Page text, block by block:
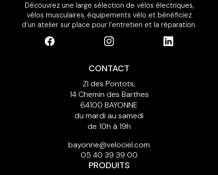
Découvrez une large sélection de vélos électriques,
vélos musculaires, équipements vélo et bénéficiez
d’un atelier sur place pour l’entretien et la réparation.
CONTACT
ZI des Pontots,
14 Chemin des Barthes
64100 BAYONNE
du mardi au samedi
de 10h à 19h
bayonne@velociel.com
05 40 39 39 00
PRODUITS